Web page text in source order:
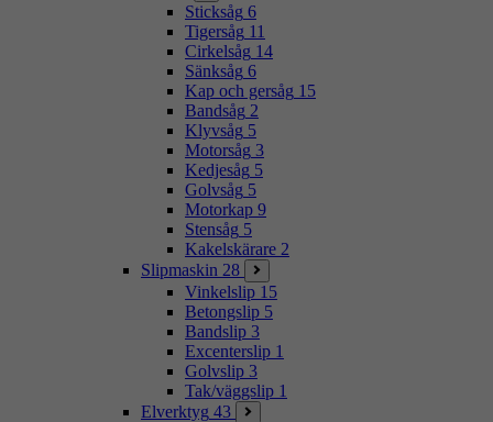
Sticksåg 6
Tigersåg 11
Cirkelsåg 14
Sänksåg 6
Kap och gersåg 15
Bandsåg 2
Klyvsåg 5
Motorsåg 3
Kedjesåg 5
Golvsåg 5
Motorkap 9
Stensåg 5
Kakelskärare 2
Slipmaskin 28
Vinkelslip 15
Betongslip 5
Bandslip 3
Excenterslip 1
Golvslip 3
Tak/väggslip 1
Elverktyg 43